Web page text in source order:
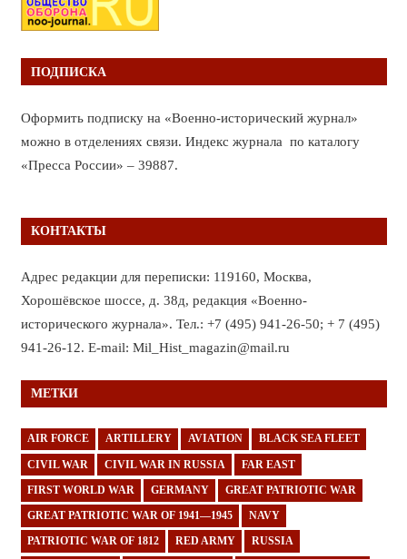
ПОДПИСКА
Оформить подписку на «Военно-исторический журнал»
можно в отделениях связи. Индекс журнала по каталогу
«Пресса России» – 39887.
КОНТАКТЫ
Адрес редакции для переписки: 119160, Москва,
Хорошёвское шоссе, д. 38д, редакция «Военно-
исторического журнала». Тел.: +7 (495) 941-26-50; + 7 (495)
941-26-12. E-mail: Mil_Hist_magazin@mail.ru
МЕТКИ
AIR FORCE ARTILLERY AVIATION BLACK SEA FLEET
CIVIL WAR CIVIL WAR IN RUSSIA FAR EAST
FIRST WORLD WAR GERMANY GREAT PATRIOTIC WAR
GREAT PATRIOTIC WAR OF 1941—1945 NAVY
PATRIOTIC WAR OF 1812 RED ARMY RUSSIA